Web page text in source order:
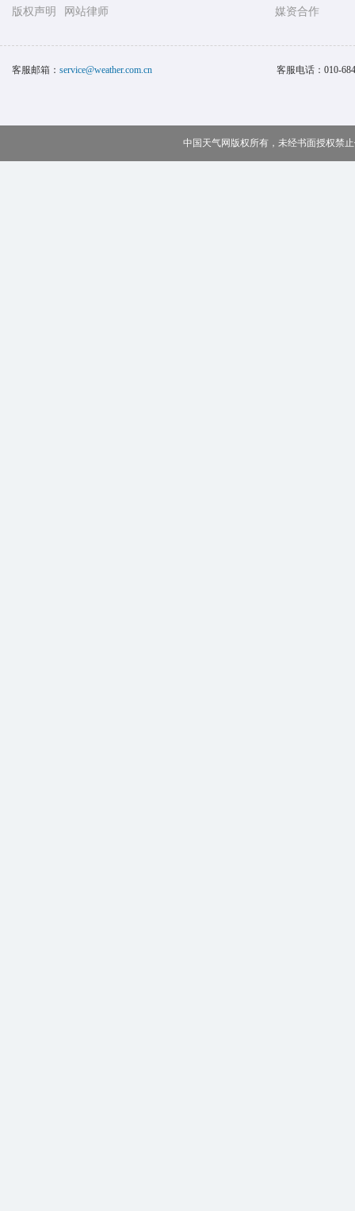
版权声明
网站律师
媒资合作
客服邮箱： service@weather.com.cn 客服电话： 010-
中国天气网版权所有，未经书面授权